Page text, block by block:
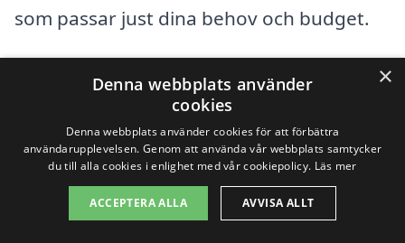
som passar just dina behov och budget.
Att anlita en expert för stenläggning ger
dig trygghet och säkerhet i att arbetet
utförs på rätt sätt, vilket är en investering
i ditt hem eller din fastighet. Tänk på att
kvalitet ofta är värt att betala för, så välj
×
Denna webbplats använder
cookies
Denna webbplats använder cookies för att förbättra
användarupplevelsen. Genom att använda vår webbplats samtycker
du till alla cookies i enlighet med vår cookiepolicy. Läs mer
ACCEPTERA ALLA AVVISA ALLT